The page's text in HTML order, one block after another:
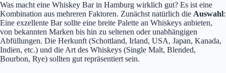
Was macht eine Whiskey Bar in Hamburg wirklich gut? Es ist eine
Kombination aus mehreren Faktoren. Zunächst natürlich die Auswahl:
Eine exzellente Bar sollte eine breite Palette an Whiskeys anbieten,
von bekannten Marken bis hin zu seltenen oder unabhängigen
Abfüllungen. Die Herkunft (Schottland, Irland, USA, Japan, Kanada,
Indien, etc.) und die Art des Whiskeys (Single Malt, Blended,
Bourbon, Rye) sollten gut repräsentiert sein.